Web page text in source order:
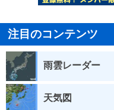
注目のコンテンツ
雨雲レーダー
天気図